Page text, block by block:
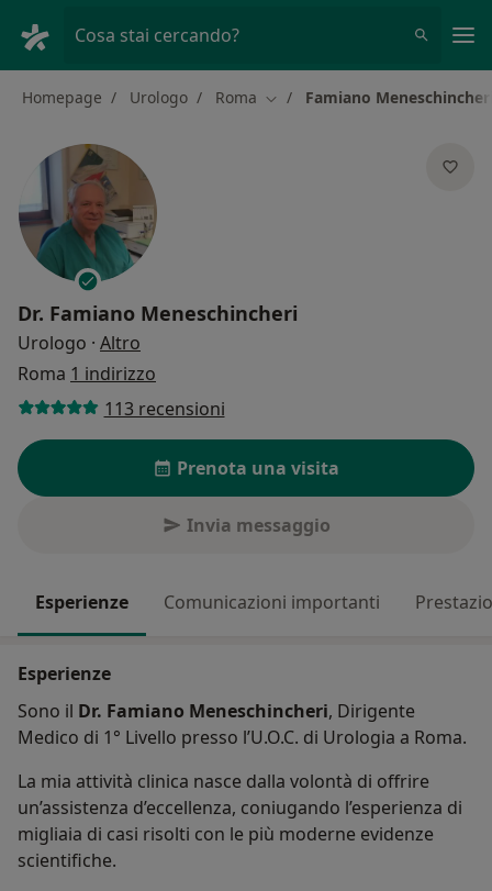
Cosa stai cercando?
Homepage Urologo Roma Cambia città
Famiano
Dr. Famiano Meneschincheri
Urologo · Altro
Roma 1 indirizzo
113 recensioni
Prenota una visita
Invia messaggio
Esperienze Comunicazioni importanti
Esperienze
Sono il Dr. Famiano Meneschincheri, Dirigente
Medico di 1° Livello presso l’U.O.C. di Urologia a Roma.
La mia attività clinica nasce dalla volontà di offrire
un’assistenza d’eccellenza, coniugando l’esperienza di
migliaia di casi risolti con le più moderne evidenze
scientifiche.